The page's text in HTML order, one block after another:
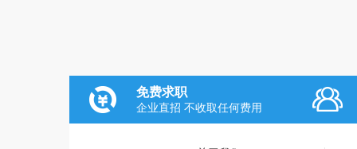
免费求职
企业直招 不收取任何费用